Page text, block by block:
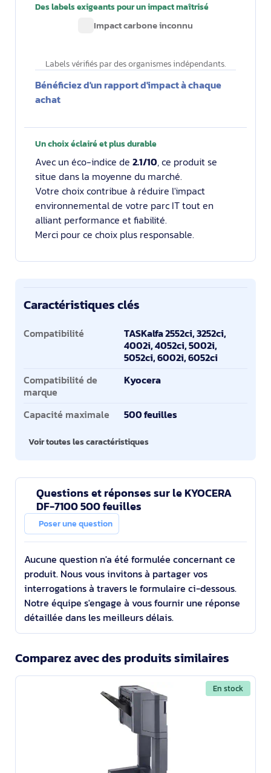
Des labels exigeants pour un impact maîtrisé
Impact carbone inconnu
Labels vérifiés par des organismes indépendants.
Bénéficiez d'un rapport d'impact à chaque
achat
Un choix éclairé et plus durable
Avec un éco-indice de 2.1/10, ce produit se
situe dans la moyenne du marché.
Votre choix contribue à réduire l'impact
environnemental de votre parc IT tout en
alliant performance et fiabilité.
Merci pour ce choix plus responsable.
Caractéristiques clés
Caractéristiques clés
Compatibilité
TASKalfa 2552ci, 3252ci,
4002i, 4052ci, 5002i,
5052ci, 6002i, 6052ci
Compatibilité de
marque
Kyocera
Capacité maximale 500 feuilles
Voir toutes les caractéristiques
Questions et réponses sur le KYOCERA
DF-7100 500 feuilles
Poser une question
Aucune question n'a été formulée concernant ce
produit. Nous vous invitons à partager vos
interrogations à travers le formulaire ci-dessous.
Notre équipe s'engage à vous fournir une réponse
détaillée dans les meilleurs délais.
Comparez avec des produits similaires
En stock